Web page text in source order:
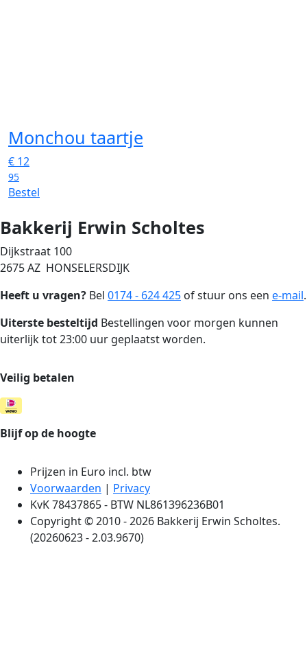
Monchou taartje
€ 12
95
Bestel
Bakkerij Erwin Scholtes
Dijkstraat 100
2675 AZ HONSELERSDIJK
Heeft u vragen? Bel 0174 - 624 425 of stuur ons een e-mail.
Uiterste besteltijd Bestellingen voor morgen kunnen
uiterlijk tot 23:00 uur geplaatst worden.
Veilig betalen
Blijf op de hoogte
Prijzen in Euro incl. btw
Voorwaarden | Privacy
KvK 78437865 - BTW NL861396236B01
Copyright © 2010 - 2026 Bakkerij Erwin Scholtes.
(20260623 - 2.03.9670)